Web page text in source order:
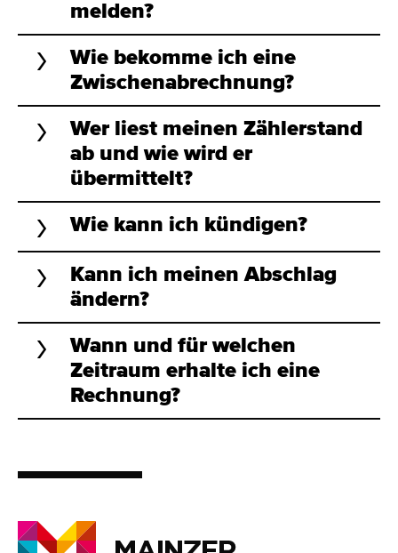
melden?
Wie bekomme ich eine
Zwischenabrechnung?
Wer liest meinen Zählerstand
ab und wie wird er
übermittelt?
Wie kann ich kündigen?
Kann ich meinen Abschlag
ändern?
Wann und für welchen
Zeitraum erhalte ich eine
Rechnung?